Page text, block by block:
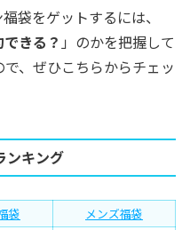
袋をゲットするには、
きる？ 」のかを把握して
、ぜひこちらからチェッ
キング
袋
メンズ福袋